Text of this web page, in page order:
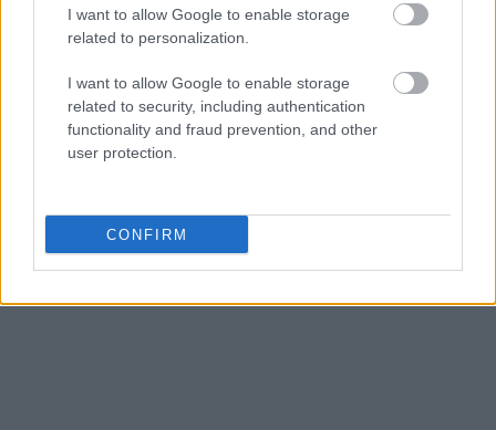
I want to allow Google to enable storage
related to personalization.
I want to allow Google to enable storage
related to security, including authentication
functionality and fraud prevention, and other
user protection.
CONFIRM
Η δίκη αυτή προσδιορίστηκε, μετά από αναβολή
που προηγήθηκε, για τον Δεκέμβριο του 2026 στο
Μονομελές Εφετείο Κακουργημάτων
Θεσσαλονίκης, λόγω ειδικής δωσιδικίας στο
πρόσωπο της δημάρχου και μίας αντιδημάρχου.